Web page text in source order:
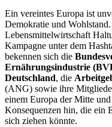
Ein vereintes Europa ist
Demokratie und
Lebensmittelwirtschaft
Kampagne unter dem
bekennen sich die
Ernährungsindustrie
Deutschland, die
(ANG) sowie ihre
einem Europa der Mitte
Konsequenzen hin, die ein
sich ziehen könnte.